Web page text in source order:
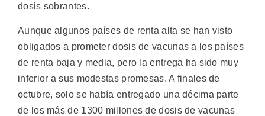
dosis sobrantes.
Aunque algunos países de renta alta se han visto
obligados a prometer dosis de vacunas a los países
de renta baja y media, pero la entrega ha sido muy
inferior a sus modestas promesas. A finales de
octubre, solo se había entregado una décima parte
de los más de 1300 millones de dosis de vacunas